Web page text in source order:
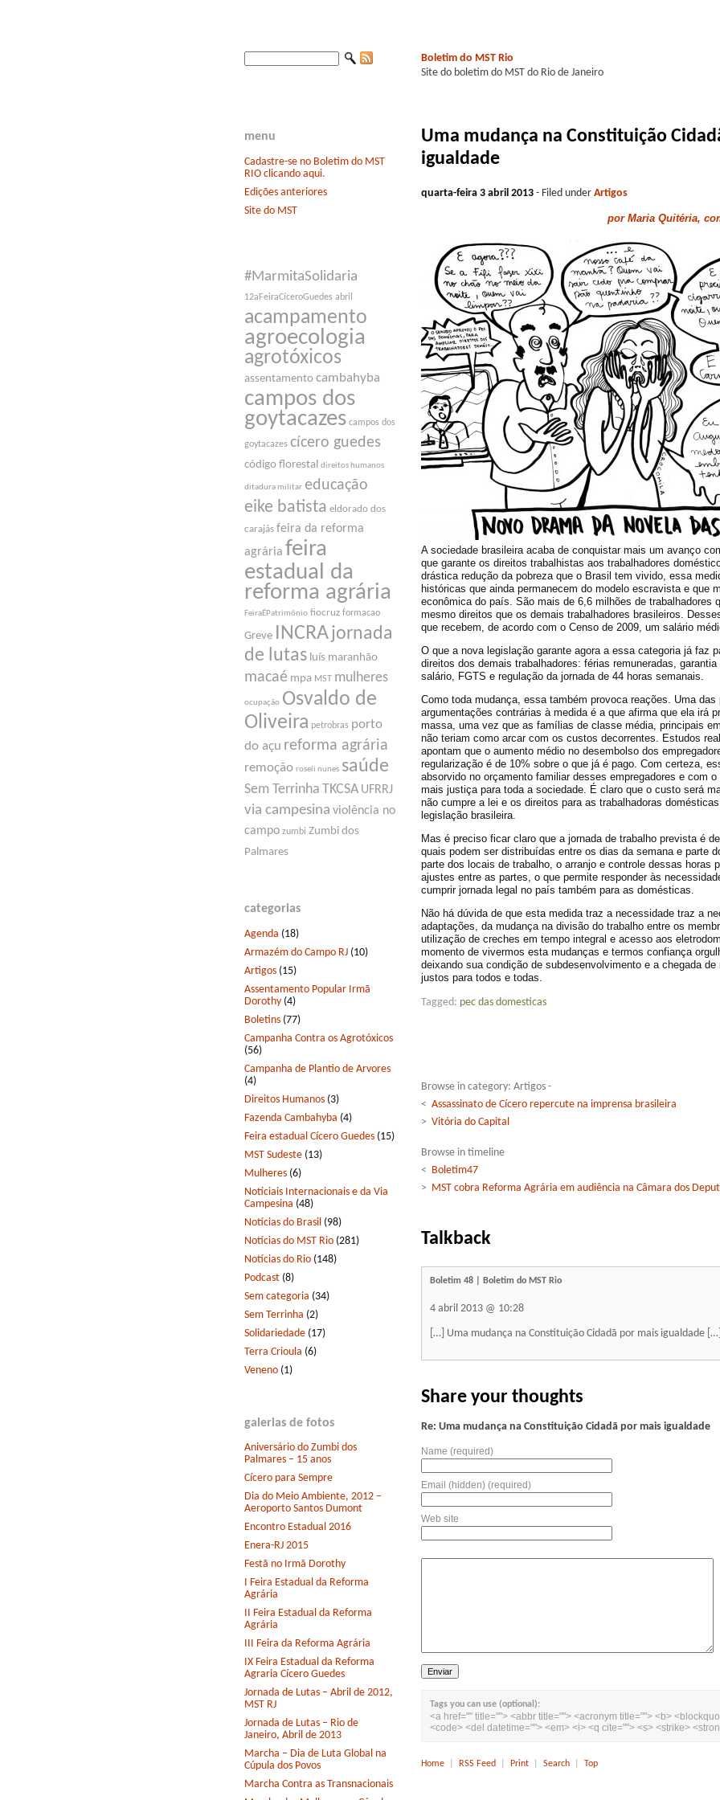
menu
Cadastre-se no Boletim do MST
RIO clicando aqui.
Edições anteriores
Site do MST
#MarmitaSolidaria
12aFeiraCíceroGuedes abril
acampamento
agroecologia
agrotóxicos
assentamento cambahyba
campos dos
goytacazes campos dos
goytacazes cícero guedes
código florestal direitos humanos
ditadura militar educação
eike batista eldorado dos
carajás feira da reforma
agrária feira
estadual da
reforma agrária
FeiraÉPatrimônio fiocruz formacao
Greve INCRA jornada
de lutas luís maranhão
macaé mpa MST mulheres
ocupação Osvaldo de
Oliveira petrobras porto
do açu reforma agrária
remoção roseli nunes saúde
Sem Terrinha TKCSA UFRRJ
via campesina violência no
campo zumbi Zumbi dos
Palmares
categorias
Agenda (18)
Armazém do Campo RJ (10)
Artigos (15)
Assentamento Popular Irmã
Dorothy (4)
Boletins (77)
Campanha Contra os Agrotóxicos
(56)
Campanha de Plantio de Arvores
(4)
Direitos Humanos (3)
Fazenda Cambahyba (4)
Feira estadual Cícero Guedes (15)
MST Sudeste (13)
Mulheres (6)
Notíciais Internacionais e da Via
Campesina (48)
Notícias do Brasil (98)
Notícias do MST Rio (281)
Notícias do Rio (148)
Podcast (8)
Sem categoria (34)
Sem Terrinha (2)
Solidariedade (17)
Terra Crioula (6)
Veneno (1)
galerias de fotos
Aniversário do Zumbi dos
Palmares – 15 anos
Cícero para Sempre
Dia do Meio Ambiente, 2012 –
Aeroporto Santos Dumont
Encontro Estadual 2016
Enera-RJ 2015
Festã no Irmã Dorothy
I Feira Estadual da Reforma
Agrária
II Feira Estadual da Reforma
Agrária
III Feira da Reforma Agrária
IX Feira Estadual da Reforma
Agraria Cícero Guedes
Jornada de Lutas – Abril de 2012,
MST RJ
Jornada de Lutas – Rio de
Janeiro, Abril de 2013
Marcha – Dia de Luta Global na
Cúpula dos Povos
Marcha Contra as Transnacionais
Boletim do MST Rio
Site do boletim do MST do Rio de Janeiro
Uma mudança na Constituição
igualdade
quarta-feira 3 abril 2013 - Filed under Artigos
por Maria Quitéria,
A sociedade brasileira acaba de conquistar mais um avanço
que garante os direitos trabalhistas aos trabalhadores
drástica redução da pobreza que o Brasil tem vivido, essa
históricas que ainda permanecem do modelo escravista e que
econômica do país. São mais de 6,6 milhões de trabalhadores
mesmo direitos que os demais trabalhadores brasileiros.
que recebem, de acordo com o Censo de 2009, um salário
O que a nova legislação garante agora a essa categoria já faz
direitos dos demais trabalhadores: férias remuneradas,
salário, FGTS e regulação da jornada de 44 horas semanais.
Como toda mudança, essa também provoca reações. Uma das
argumentações contrárias à medida é a que afirma que ela irá
massa, uma vez que as famílias de classe média, principais
não teriam como arcar com os custos decorrentes. Estudos
apontam que o aumento médio no desembolso dos
regularização é de 10% sobre o que já é pago. Com certeza,
absorvido no orçamento familiar desses empregadores e com o
mais justiça para toda a sociedade. É claro que o custo será
não cumpre a lei e os direitos para as trabalhadoras
legislação brasileira.
Mas é preciso ficar claro que a jornada de trabalho prevista é
quais podem ser distribuídas entre os dias da semana e parte
parte dos locais de trabalho, o arranjo e controle dessas horas
ajustes entre as partes, o que permite responder às
cumprir jornada legal no país também para as domésticas.
Não há dúvida de que esta medida traz a necessidade traz a
adaptações, da mudança na divisão do trabalho entre os
utilização de creches em tempo integral e acesso aos
momento de vivermos esta mudanças e termos confiança
deixando sua condição de subdesenvolvimento e a chegada
justos para todos e todas.
Tagged: pec das domesticas
Browse in category: Artigos -
< Assassinato de Cícero repercute na imprensa brasileira
> Vitória do Capital
Browse in timeline
< Boletim47
> MST cobra Reforma Agrária em audiência na Câmara dos
Talkback
Boletim 48 | Boletim do MST Rio
4 abril 2013 @ 10:28
[…] Uma mudança na Constituição Cidadã por mais igualdade […]
Share your thoughts
Re: Uma mudança na Constituição Cidadã por mais igualdade
Name (required)
Email (hidden) (required)
Web site
Tags you can use (optional):
<a href="" title=""> <abbr title=""> <acronym title=""> <b>
<code> <del datetime=""> <em> <i> <q cite=""> <s> <strike>
Home RSS Feed Print Search Top